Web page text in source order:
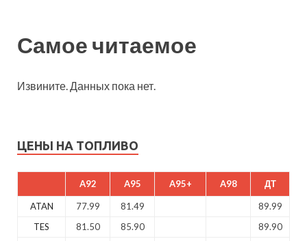
Самое читаемое
Извините. Данных пока нет.
ЦЕНЫ НА ТОПЛИВО
A92 A95 A95+ A98 ДТ
ATAN 77.99 81.49
89.99
TES
81.50 85.90
89.90